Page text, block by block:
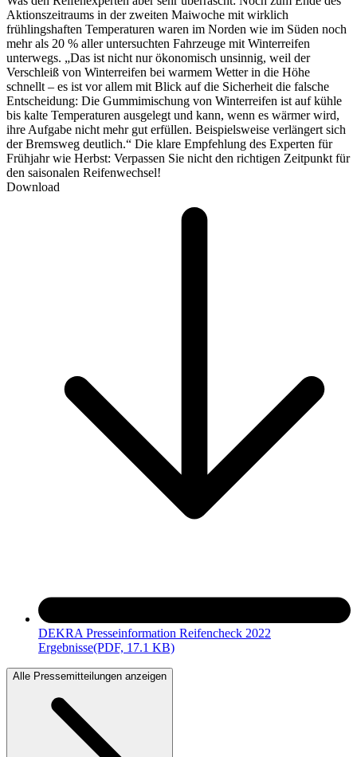
Aktionszeitraums in der zweiten Maiwoche mit wirklich
frühlingshaften Temperaturen waren im Norden wie im Süden noch
mehr als 20 % aller untersuchten Fahrzeuge mit Winterreifen
unterwegs. „Das ist nicht nur ökonomisch unsinnig, weil der
Verschleiß von Winterreifen bei warmem Wetter in die Höhe
schnellt – es ist vor allem mit Blick auf die Sicherheit die falsche
Entscheidung: Die Gummimischung von Winterreifen ist auf kühle
bis kalte Temperaturen ausgelegt und kann, wenn es wärmer wird,
ihre Aufgabe nicht mehr gut erfüllen. Beispielsweise verlängert sich
der Bremsweg deutlich.“ Die klare Empfehlung des Experten für
Frühjahr wie Herbst: Verpassen Sie nicht den richtigen Zeitpunkt für
den saisonalen Reifenwechsel!
Download
DEKRA Presseinformation Reifencheck 2022
Ergebnisse(PDF, 17.1 KB)
Alle Pressemitteilungen anzeigen